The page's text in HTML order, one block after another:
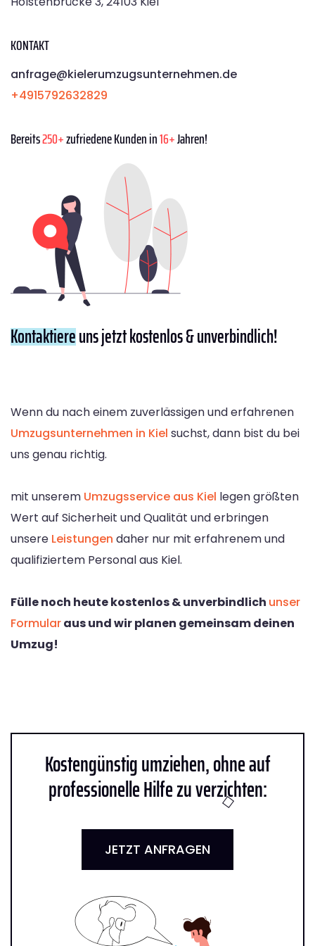
KONTAKT
anfrage@kielerumzugsunternehmen.de
+4915792632829
Bereits250+zufriedene Kunden in16+Jahren!
Kontaktiereuns jetzt kostenlos & unverbindlich!
Wenn du nach einem zuverlässigen und erfahrenen
Umzugsunternehmen in Kiel suchst, dann bist du bei
uns genau richtig.
mit unserem Umzugsservice aus Kiel legen größten
Wert auf Sicherheit und Qualität und erbringen
unsere Leistungen daher nur mit erfahrenem und
qualifiziertem Personal aus Kiel.
Fülle noch heute kostenlos & unverbindlich unser
Formularaus und wir planen gemeinsam deinen
Umzug!
Kostengünstig umziehen, ohne auf
professionelle Hilfe zu verzichten:
JETZT ANFRAGEN